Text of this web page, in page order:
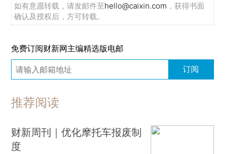
如有意愿转载，请发邮件至hello@caixin.com ，获得书面
确认及授权后，方可转载。
免费订阅财新网主编精选版电邮
订阅
推荐阅读
财新周刊｜优化摩托车报废制
度